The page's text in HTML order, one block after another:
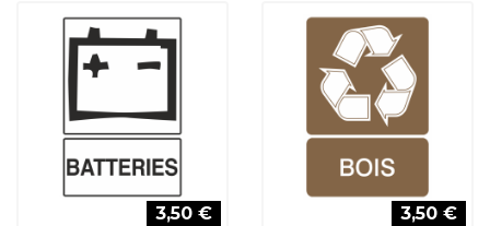
3,50 € 3,50 €